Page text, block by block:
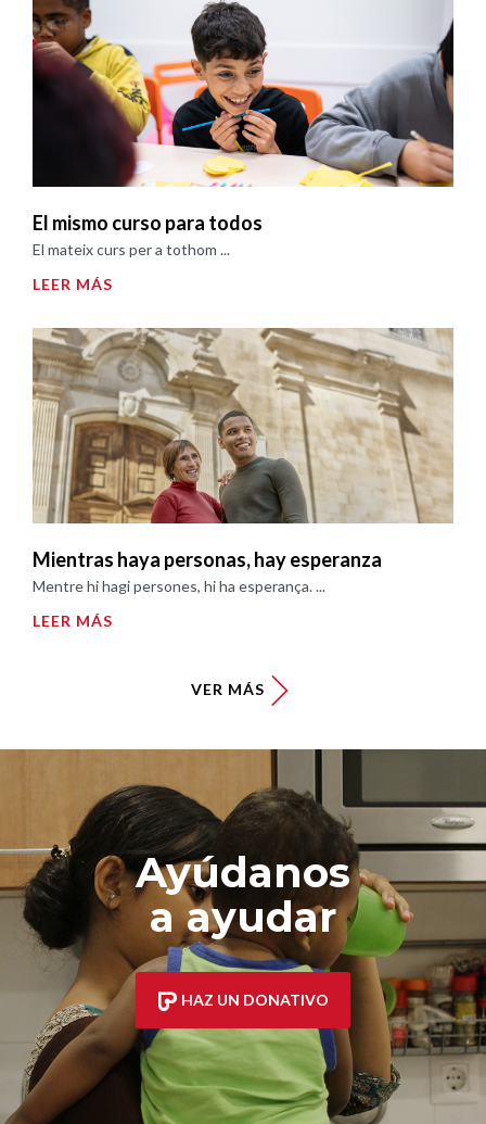
El mismo curso para todos
El mateix curs per a tothom ...
LEER MÁS
Mientras haya personas, hay esperanza
Mentre hi hagi persones, hi ha esperança. ...
LEER MÁS
VER MÁS
Ayúdanos
a ayudar
HAZ UN DONATIVO